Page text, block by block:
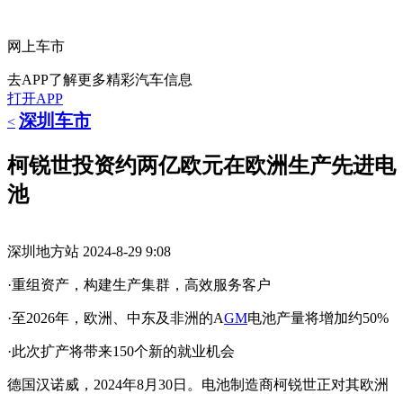
网上车市
去APP了解更多精彩汽车信息
打开APP
< 深圳车市
柯锐世投资约两亿欧元在欧洲生产先进电
池
深圳地方站 2024-8-29 9:08
·重组资产，构建生产集群，高效服务客户
·至2026年，欧洲、中东及非洲的AGM电池产量将增加约50%
·此次扩产将带来150个新的就业机会
德国汉诺威，2024年8月30日。电池制造商柯锐世正对其欧洲